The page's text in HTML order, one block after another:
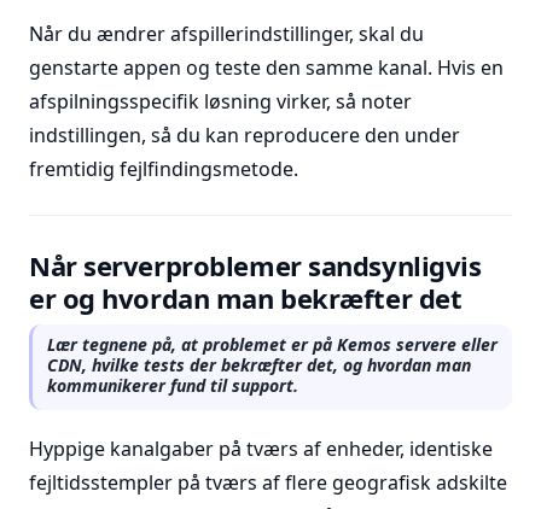
Når du ændrer afspillerindstillinger, skal du
genstarte appen og teste den samme kanal. Hvis en
afspilningsspecifik løsning virker, så noter
indstillingen, så du kan reproducere den under
fremtidig fejlfindingsmetode.
Når serverproblemer sandsynligvis
er og hvordan man bekræfter det
Lær tegnene på, at problemet er på Kemos servere eller
CDN, hvilke tests der bekræfter det, og hvordan man
kommunikerer fund til support.
Hyppige kanalgaber på tværs af enheder, identiske
fejltidsstempler på tværs af flere geografisk adskilte